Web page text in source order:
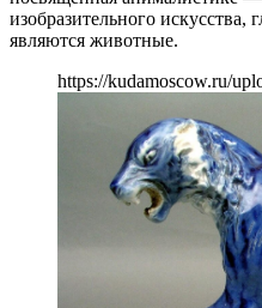
изобразительного искусства,
являются животные.
https://kudamoscow.ru/